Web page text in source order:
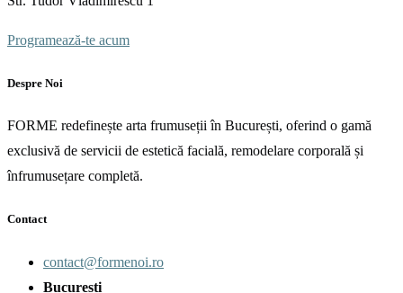
Programează-te acum
Despre Noi
FORME redefinește arta frumuseții în București, oferind o gamă
exclusivă de servicii de estetică facială, remodelare corporală și
înfrumusețare completă.
Contact
contact@formenoi.ro
București